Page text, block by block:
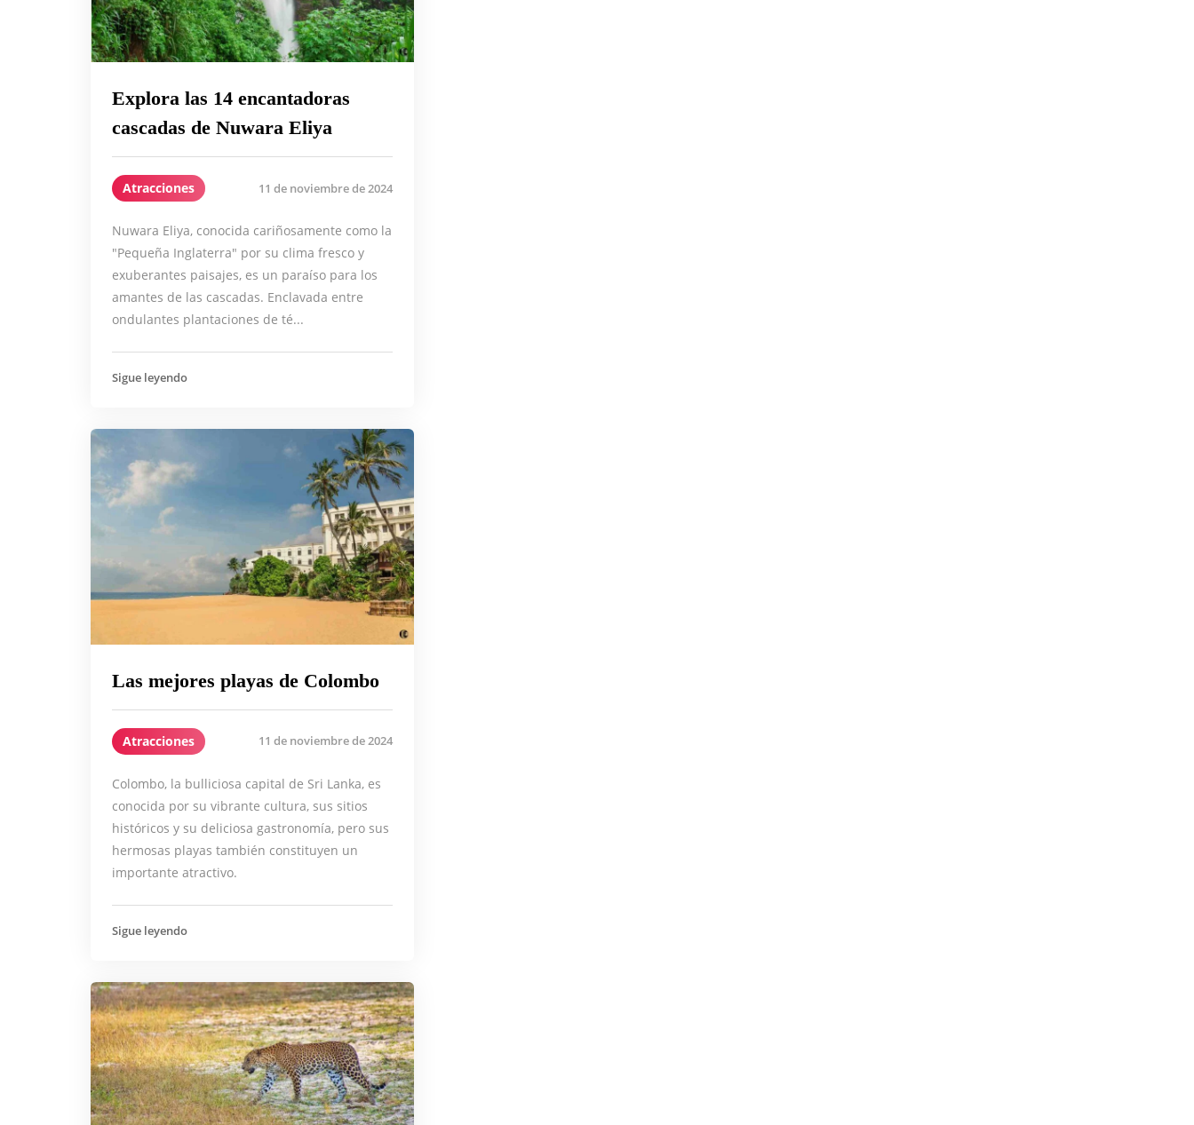
Explora las 14 encantadoras
cascadas de Nuwara Eliya
Atracciones 11 de noviembre de 2024
Nuwara Eliya, conocida cariñosamente como la
"Pequeña Inglaterra" por su clima fresco y
exuberantes paisajes, es un paraíso para los
amantes de las cascadas. Enclavada entre
ondulantes plantaciones de té...
Sigue leyendo
Las mejores playas de Colombo
Atracciones 11 de noviembre de 2024
Colombo, la bulliciosa capital de Sri Lanka, es
conocida por su vibrante cultura, sus sitios
históricos y su deliciosa gastronomía, pero sus
hermosas playas también constituyen un
importante atractivo.
Sigue leyendo